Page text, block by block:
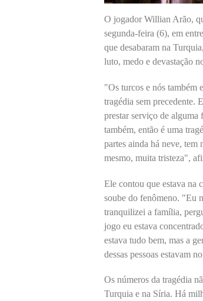
O jogador Willian Arão,
segunda-feira (6), em
que desabaram na
luto, medo e devastação
"Os turcos e nós também
tragédia sem precedente.
prestar serviço de alguma
também, então é uma
partes ainda há neve,
mesmo, muita tristeza",
Ele contou que estava na
soube do fenômeno. "Eu
tranquilizei a família,
jogo eu estava
estava tudo bem, mas a
dessas pessoas estavam
Os números da tragédia
Turquia e na Síria. Há